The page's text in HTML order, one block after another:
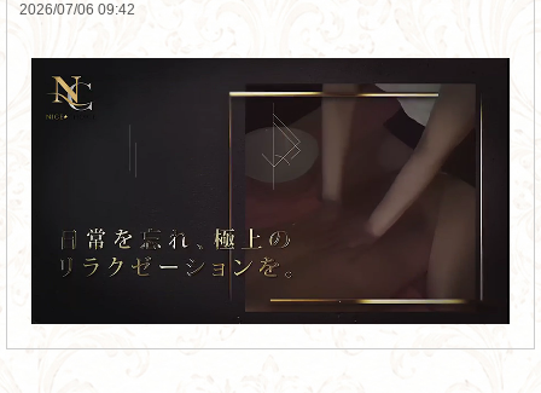
2026/07/06 09:42